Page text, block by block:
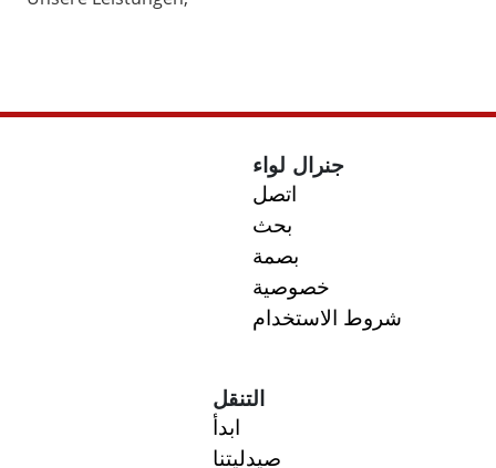
جنرال لواء
اتصل
بحث
بصمة
خصوصية
شروط الاستخدام
التنقل
ابدأ
صيدليتنا